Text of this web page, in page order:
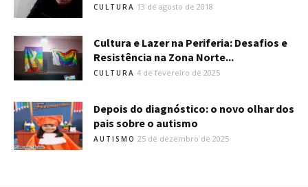
CULTURA 13 de agosto de 2018
Cultura e Lazer na Periferia: Desafios e
Resistência na Zona Norte...
CULTURA 4 de fevereiro de 2025
Depois do diagnóstico: o novo olhar dos
pais sobre o autismo
AUTISMO 25 de dezembro de 2025